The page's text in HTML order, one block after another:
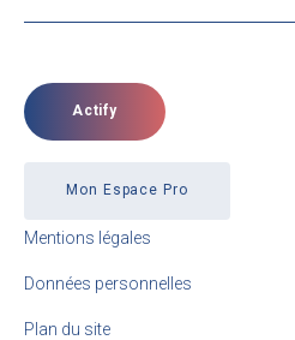
Actify
Mon Espace Pro
Mentions légales
Données personnelles
Plan du site